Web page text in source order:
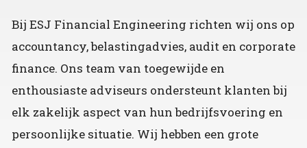
Bij ESJ Financial Engineering richten wij ons op
accountancy, belastingadvies, audit en corporate
finance. Ons team van toegewijde en
enthousiaste adviseurs ondersteunt klanten bij
elk zakelijk aspect van hun bedrijfsvoering en
persoonlijke situatie. Wij hebben een grote